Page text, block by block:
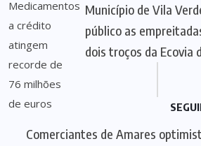
Município de Vila
público as
dois troços da Ecovia
Comerciantes de Amares